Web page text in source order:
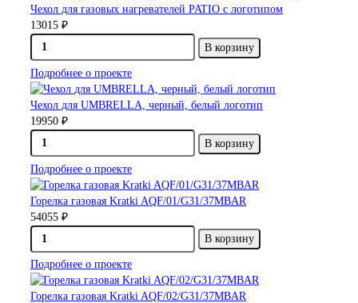
Чехол для газовых нагревателей PATIO с логотипом
13015 ₽
В корзину
Подробнее о проекте
Чехол для UMBRELLA, черный, белый логотип
19950 ₽
В корзину
Подробнее о проекте
Горелка газовая Kratki AQF/01/G31/37MBAR
54055 ₽
В корзину
Подробнее о проекте
Горелка газовая Kratki AQF/02/G31/37MBAR